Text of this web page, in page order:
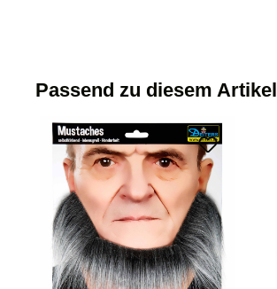
Passend zu diesem Artikel